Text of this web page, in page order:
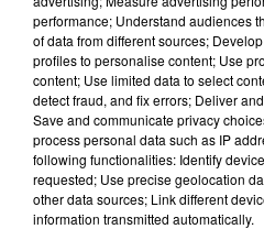
7 août 2026
dans son
7 août 2026
Madonna
Sensation »
performance; Understand audiences
of data from different sources;
profiles to personalise content; Use
content; Use limited data to select
detect fraud, and fix errors; Deliver
Save and communicate privacy
process personal data such as IP
following functionalities: Identify
requested; Use precise geolocation
other data sources; Link different
information transmitted automatically.